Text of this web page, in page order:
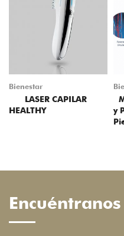
Bienestar
LASER CAPILAR
HEALTHY
y
Encuéntranos